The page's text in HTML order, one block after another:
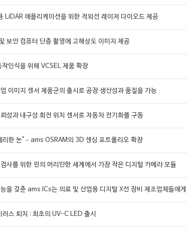
LiDAR 애플리케이션을 위한 적외선 레이저 다이오드 제공
보안 컴퓨터 단층 촬영에 고해상도 이미지 제공
인식을 위해 VCSEL 제품 확장
이미지 센서 제품군의 출시로 공장 생산성과 품질을 가능
성과 내구성 회전 위치 센서로 자동차 전기화를 구동
리한 눈" – ams OSRAM의 3D 센싱 포트폴리오 확장
사를 위한 핀의 머리만한 세계에서 가장 작은 디지털 카메라 모듈
을 갖춘 ams ICs는 의료 및 산업용 디지털 X선 장비 제조업체들에
스 퇴치 : 최초의 UV-C LED 출시